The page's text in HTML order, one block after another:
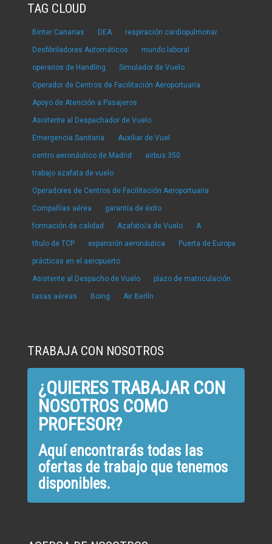
TAG CLOUD
Binter Canarias DEA respiración cardiopulmonar
Desfibriladores Automáticos mundo laboral
operarios de Handling Simulador de Vuelo
Operador de Centros de Facilitación Aeroportuaria
Apoyo de Atención a Pasajeros
Asistente al Despachador de Vuelo
Emergencia Sanitaria Auxiliar de Vuel
centro aeronáutico de Madrid airbus 350
trabajo azafata de vuelo
Operadores de Centros de Facilitación Aeroportuaria
Compañías aérea garantía de éxito
formación de calidad Azafato/a de Vuelo A
título de TCP expansión aeronáutica Puerta de Europa
prácticas en el aeropuerto
Asistente al Despacho de Vuelo plazo de matriculación
tasas aéreas Boing Air Berlín
TRABAJA CON NOSOTROS
¿QUIERES TRABAJAR CON
NOSOTROS COMO
PROFESOR?
Aquí encontrarás todas las
ofertas de trabajo que tenemos
disponibles.